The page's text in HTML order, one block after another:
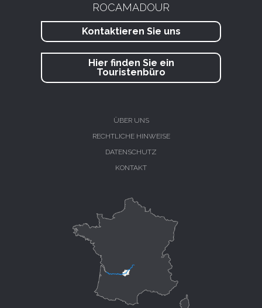
ROCAMADOUR
Kontaktieren Sie uns
Hier finden Sie ein
Touristenbüro
ÜBER UNS
RECHTLICHE HINWEISE
DATENSCHUTZ
KONTAKT